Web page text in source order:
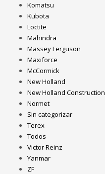
Komatsu
Kubota
Loctite
Mahindra
Massey Ferguson
Maxiforce
McCormick
New Holland
New Holland Construction
Normet
Sin categorizar
Terex
Todos
Victor Reinz
Yanmar
ZF